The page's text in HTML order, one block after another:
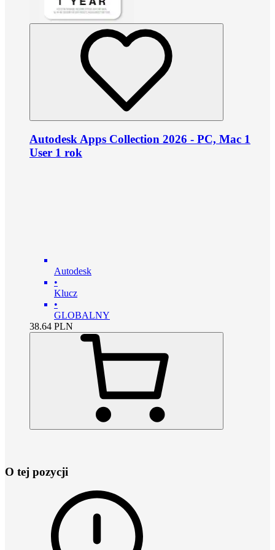
Autodesk Apps Collection 2026 - PC, Mac 1
User 1 rok
Autodesk
•
Klucz
•
GLOBALNY
38.64 PLN
O tej pozycji